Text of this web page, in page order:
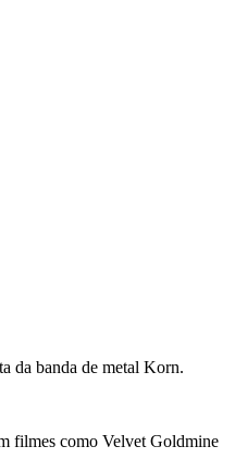
da banda de metal Korn.
filmes como Velvet Goldmine